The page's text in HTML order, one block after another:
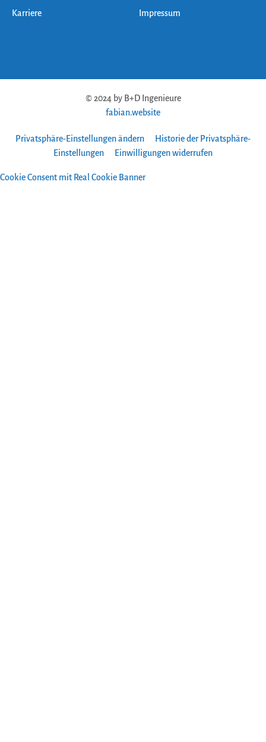
Karriere Impressum
© 2024 by B+D Ingenieure
fabian.website
Privatsphäre-Einstellungen ändern
Historie der Privatsphäre-
Einstellungen
Einwilligungen widerrufen
Cookie Consent mit Real Cookie Banner